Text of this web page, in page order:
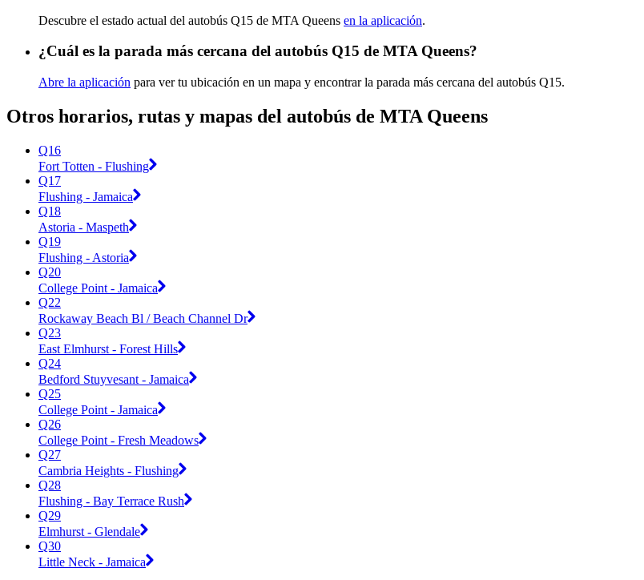
Descubre el estado actual del autobús Q15 de MTA Queens en la aplicación.
¿Cuál es la parada más cercana del autobús Q15 de MTA Queens?
Abre la aplicación para ver tu ubicación en un mapa y encontrar la parada más cercana del autobús Q15.
Otros horarios, rutas y mapas del autobús de MTA Queens
Q16
Fort Totten - Flushing
Q17
Flushing - Jamaica
Q18
Astoria - Maspeth
Q19
Flushing - Astoria
Q20
College Point - Jamaica
Q22
Rockaway Beach Bl / Beach Channel Dr
Q23
East Elmhurst - Forest Hills
Q24
Bedford Stuyvesant - Jamaica
Q25
College Point - Jamaica
Q26
College Point - Fresh Meadows
Q27
Cambria Heights - Flushing
Q28
Flushing - Bay Terrace Rush
Q29
Elmhurst - Glendale
Q30
Little Neck - Jamaica